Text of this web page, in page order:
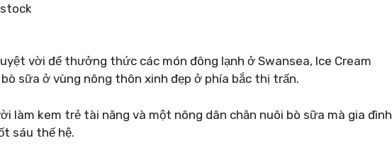
vời để thưởng thức các món đông lạnh ở Swansea, Ice Cream
sữa ở vùng nông thôn xinh đẹp ở phía bắc thị trấn.
làm kem trẻ tài năng và một nông dân chăn nuôi bò sữa mà gia đình
sáu thế hệ.